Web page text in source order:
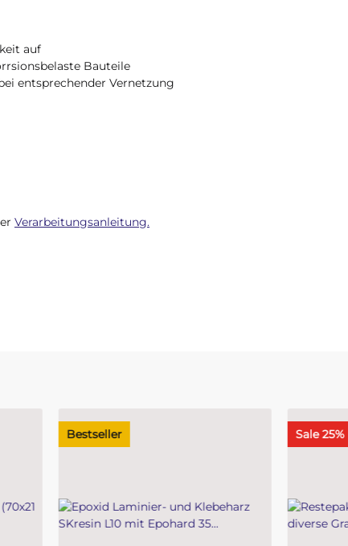
auf
Bauteile
entsprechender Vernetzung
Verarbeitungsanleitung.